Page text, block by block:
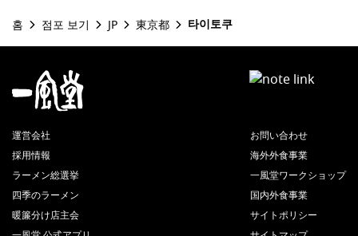
홈 점포 보기 JP 東京都 타이토쿠
運営会社
採用情報
ラーメン総選挙
四季のラーメン
暖簾分け店主会
お問い合わせ
海外外食事業
一風堂ワークショップ
国内外食事業
サイトポリシー